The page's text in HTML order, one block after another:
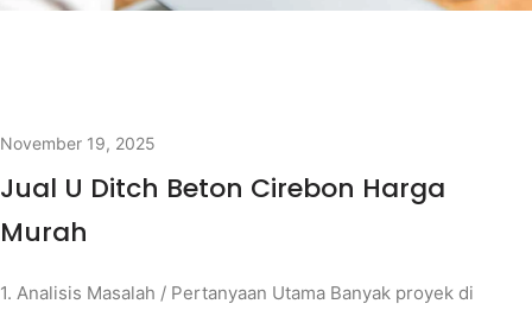
November 19, 2025
Jual U Ditch Beton Cirebon Harga
Murah
1. Analisis Masalah / Pertanyaan Utama Banyak proyek di